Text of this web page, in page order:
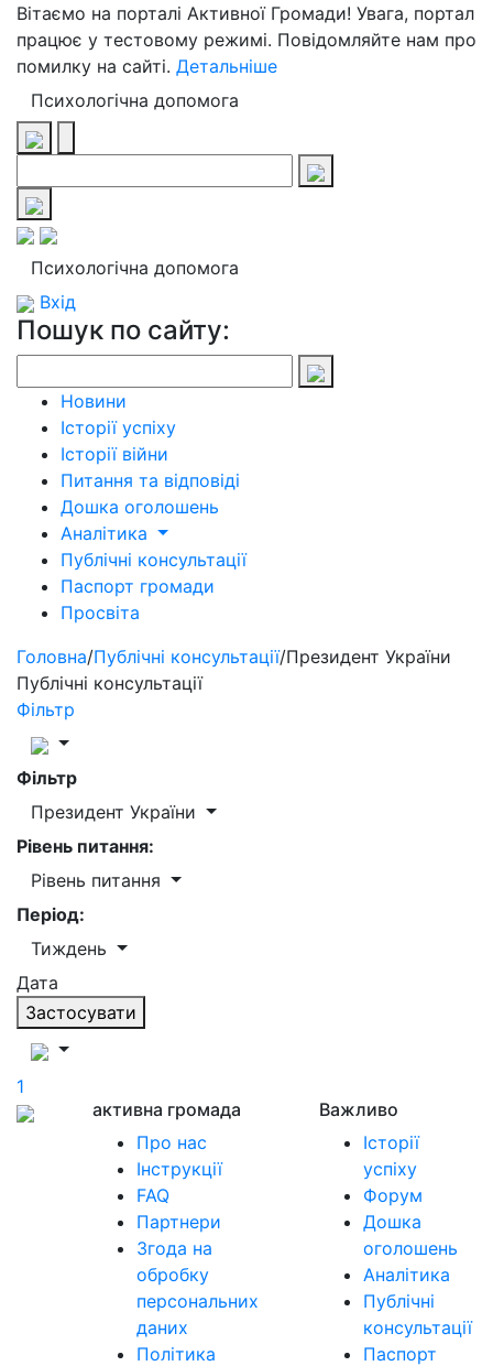
Вітаємо на порталі Активної Громади! Увага, портал
працює у тестовому режимі. Повідомляйте нам про
помилку на сайті. Детальніше
Психологічна допомога
Психологічна допомога
Вхід
Пошук по сайту:
Новини
Історії успіху
Історії війни
Питання та відповіді
Дошка оголошень
Аналітика
Публічні консультації
Паспорт громади
Просвіта
Головна/Публічні консультації/Президент України
Публічні консультації
Фільтр
Фільтр
Президент України
Рівень питання:
Рівень питання
Період:
Тиждень
Дата
Застосувати
1
активна громада
Про нас
Інструкції
FAQ
Партнери
Згода на
обробку
персональних
даних
Політика
Важливо
Історії
успіху
Форум
Дошка
оголошень
Аналітика
Публічні
консультації
Паспорт